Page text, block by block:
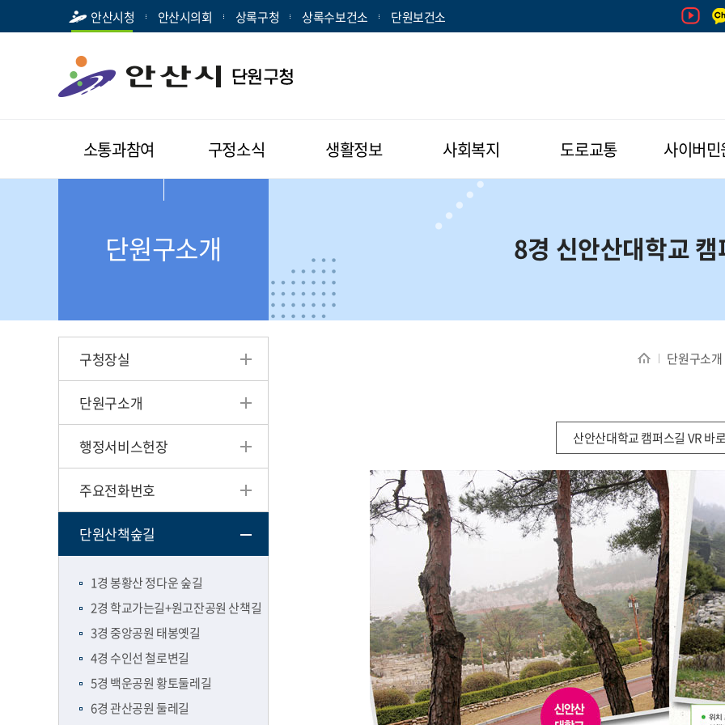
안산시청 안산시의회 상록구청 상록수보건소 단원보건소
소통과참여 구정소식 생활정보 사회복지 도로교통 사이버
단원구소개 8경 신안산대학교
단원구소개
구청장실
단원구소개
행정서비스헌장
주요전화번호
단원산책숲길
1경 봉황산 정다운 숲길
2경 학교가는길+원고잔공원 산책길
3경 중앙공원 태봉옛길
4경 수인선 철로변길
5경 백운공원 황토둘레길
6경 관산공원 둘레길
산안산대학교 캠퍼스길 VR 바